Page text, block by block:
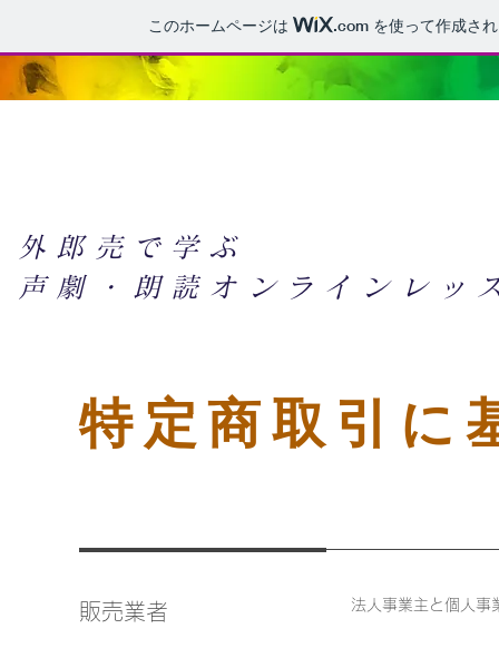
このホームページは .com を使って作成さ
外郎売で学ぶ
声劇・朗読オンラインレッ
特定商取引に
販売業者 法人事業主と個人事